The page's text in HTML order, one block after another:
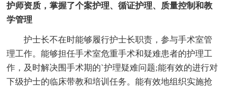
护师资质，掌握了个案护理、循证护理、质量控制和教
学管理
护士长不在时能够履行护士长职责，参与手术室管
理工作。能够担任手术室危重手术和疑难患者的护理工
作，及时解决围手术期的`护理疑难问题;能有效的进行对
下级护士的临床带教和培训任务。能有效地组织实施抢